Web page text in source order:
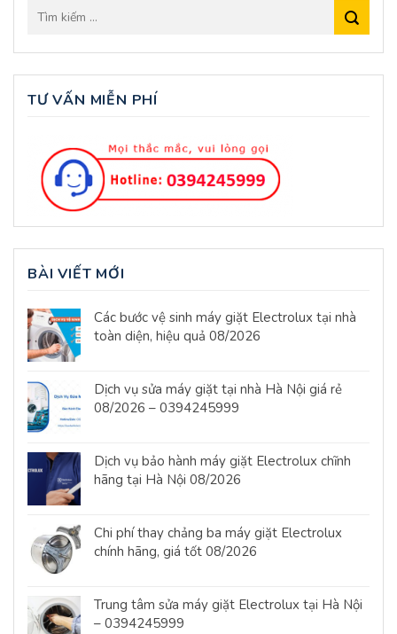
TƯ VẤN MIỄN PHÍ
BÀI VIẾT MỚI
Các bước vệ sinh máy giặt Electrolux tại nhà
toàn diện, hiệu quả 08/2026
Dịch vụ sửa máy giặt tại nhà Hà Nội giá rẻ
08/2026 – 0394245999
Dịch vụ bảo hành máy giặt Electrolux chĩnh
hãng tại Hà Nội 08/2026
Chi phí thay chảng ba máy giặt Electrolux
chính hãng, giá tốt 08/2026
Trung tâm sửa máy giặt Electrolux tại Hà Nội
– 0394245999